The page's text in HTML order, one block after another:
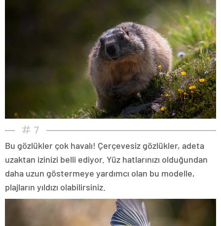
7
Bu gözlükler çok havalı! Çerçevesiz gözlükler, adeta
uzaktan izinizi belli ediyor. Yüz hatlarınızı olduğundan
daha uzun göstermeye yardımcı olan bu modelle,
plajların yıldızı olabilirsiniz.